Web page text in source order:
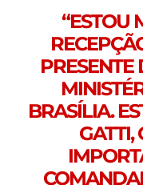
“ESTOU
PRESENTE
BRASÍLIA.
GATTI,